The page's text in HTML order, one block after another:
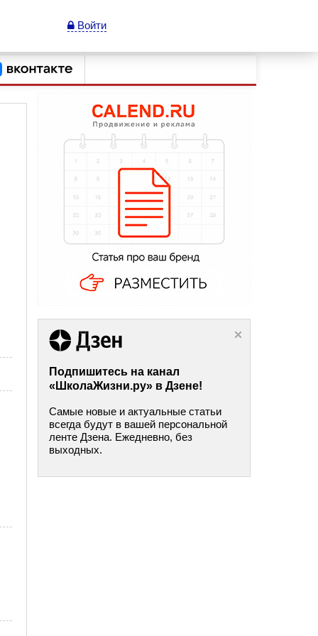
Войти
Подпишитесь на канал
«ШколаЖизни.ру» в Дзене!
Самые новые и актуальные статьи
всегда будут в вашей персональной
ленте Дзена. Ежедневно, без
выходных.